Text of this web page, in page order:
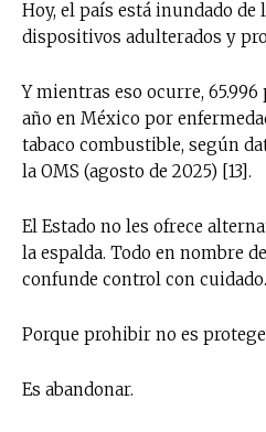
Hoy, el país está inundado
dispositivos adulterados y
Y mientras eso ocurre,
año en México por
tabaco combustible, según
la OMS (agosto de 2025) [13].
El Estado no les ofrece
la espalda. Todo en nombre
confunde control con cuidado.
Porque prohibir no es
Es abandonar.